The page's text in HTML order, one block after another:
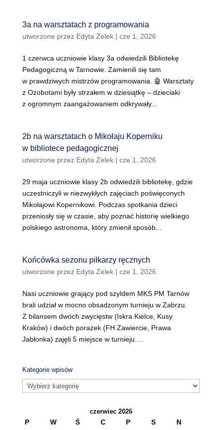
3a na warsztatach z programowania
utworzone przez Edyta Zelek| cze 1, 2026
1 czerwca uczniowie klasy 3a odwiedzili Bibliotekę
Pedagogiczną w Tarnowie. Zamienili się tam
w prawdziwych mistrzów programowania. 🤖 Warsztaty
z Ozobotami były strzałem w dziesiątkę – dzieciaki
z ogromnym zaangażowaniem odkrywały...
2b na warsztatach o Mikołaju Koperniku
w bibliotece pedagogicznej
utworzone przez Edyta Zelek| cze 1, 2026
29 maja uczniowie klasy 2b odwiedzili bibliotekę, gdzie
uczestniczyli w niezwykłych zajęciach poświęconych
Mikołajowi Kopernikowi. Podczas spotkania dzieci
przeniosły się w czasie, aby poznać historię wielkiego
polskiego astronoma, który zmienił sposób...
Końcówka sezonu piłkarzy ręcznych
utworzone przez Edyta Zelek| cze 1, 2026
Nasi uczniowie grający pod szyldem MKS PM Tarnów
brali udział w mocno obsadzonym turnieju w Zabrzu.
Z bilansem dwóch zwycięstw (Iskra Kielce, Kusy
Kraków) i dwóch porażek (FH Zawiercie, Prawa
Jabłonka) zajęli 5 miejsce w turnieju....
Kategorie wpisów
Kategorie
wpisów
czerwiec 2026
P W Ś C P S
N